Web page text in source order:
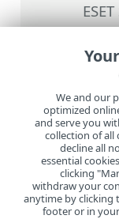
>כיצד
מתוך
המכשיר
We and our
optimized
and serve you
collection of all
decline all
essential
clicking
withdraw your
anytime by clicking
footer or in